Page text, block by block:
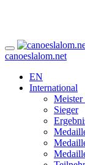
canoeslalom.net
EN
International
Meister
Sieger